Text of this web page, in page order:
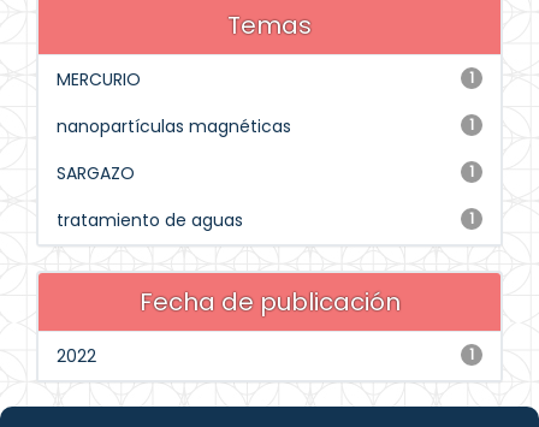
Temas
1
MERCURIO
1
nanopartículas magnéticas
1
SARGAZO
1
tratamiento de aguas
Fecha de publicación
1
2022